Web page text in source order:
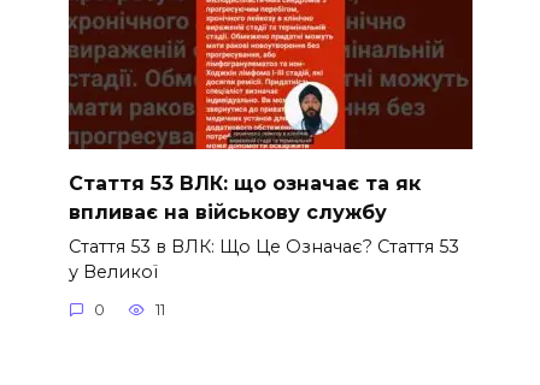
Стаття 53 ВЛК: що означає та як
впливає на військову службу
Стаття 53 в ВЛК: Що Це Означає? Стаття 53
у Великої
0 11